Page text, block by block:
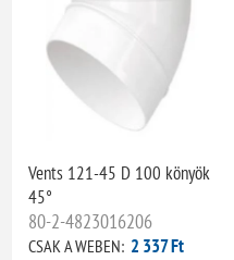
Vents 121-45 D 100 könyök
45°
80-2-4823016206
CSAK A WEBEN: 2 337 Ft